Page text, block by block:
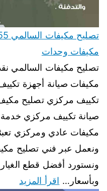
مكيفات وحدات
مكيفات صيانة أجهزة
تكييف مركزي تصليح
صيانة تكييف مركزي
مكيفات عادي ومركزي
ونعمل عبر فني تصليح
ونستورد أفضل قطع الغيار
وبأسعار… اقرأ المزيد